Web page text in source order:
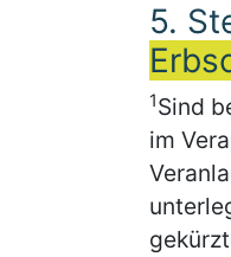
5.
1Sind
im